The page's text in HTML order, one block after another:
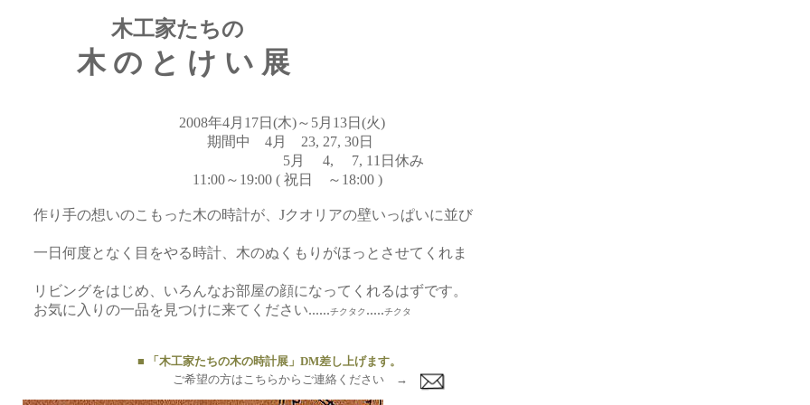
木工家たちの
と け い 展
2008年4月17日(木)～5月13日(火)
中 4月 23, 27, 30日
4, 7, 11日休み
～19:00 ( 祝日 ～18:00 )
作り手の想いのこもった木の時計が、Jクオリアの壁いっぱいに並び
となく目をやる時計、木のぬくもりがほっとさせてくれま
をはじめ、いろんなお部屋の顔になってくれるはずです。
りの一品を見つけに来てください......チクタク .....チクタ
■ 「木工家たちの木の時計展」DM差し上げます。
の方はこちらからご連絡ください →